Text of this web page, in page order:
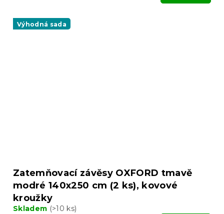
Výhodná sada
Zatemňovací závěsy OXFORD tmavě
modré 140x250 cm (2 ks), kovové
kroužky
Skladem (>10 ks)